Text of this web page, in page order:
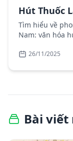
Hút Thuốc
Tìm hiểu về
Nam: văn hóa
26/11/2025
Bài viết